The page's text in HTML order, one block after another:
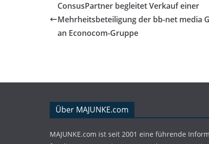
ConsusPartner begleitet Verkauf einer
Mehrheitsbeteiligung der bb-net media
an Econocom-Gruppe
Über MAJUNKE.com
MAJUNKE.com ist seit 2001 eine führende